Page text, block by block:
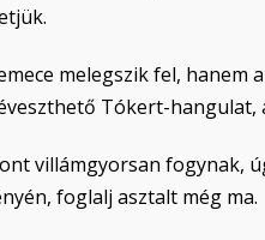
melegszik fel, hanem
Tókert-
villámgyorsan fogynak,
foglalj asztalt még ma.